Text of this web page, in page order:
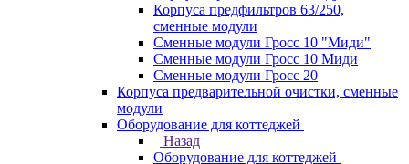
Корпуса предфильтров 63/250,
сменные модули
Сменные модули Гросс 10 "Миди"
Сменные модули Гросс 10 Миди
Сменные модули Гросс 20
Корпуса предварительной очистки, сменные
модули
Оборудование для коттеджей
Назад
Оборудование для коттеджей